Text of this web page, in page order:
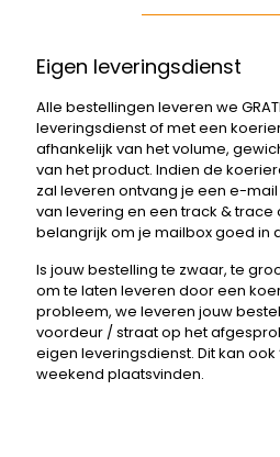
Eigen leveringsdienst
Alle bestellingen leveren we
leveringsdienst of met een
afhankelijk van het volume,
van het product. Indien de
zal leveren ontvang je een e-
van levering en een track & trace
belangrijk om je mailbox goed in
Is jouw bestelling te zwaar, te
om te laten leveren door een
probleem, we leveren jouw
voordeur / straat op het
eigen leveringsdienst. Dit kan ook
weekend plaatsvinden.